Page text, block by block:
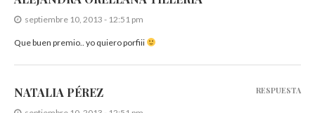
septiembre 10, 2013 - 12:51 pm
Que buen premio.. yo quiero porfiii
NATALIA PÉREZ RESPUESTA